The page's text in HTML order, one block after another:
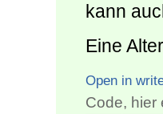
kann
Eine
Open in
Code, hier